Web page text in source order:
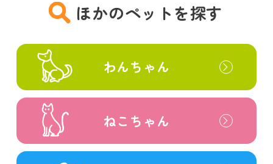
ほかのペットを探す
わんちゃん
ねこちゃん